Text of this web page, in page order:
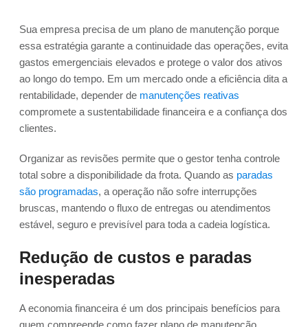
Sua empresa precisa de um plano de manutenção porque
essa estratégia garante a continuidade das operações, evita
gastos emergenciais elevados e protege o valor dos ativos
ao longo do tempo. Em um mercado onde a eficiência dita a
rentabilidade, depender de manutenções reativas
compromete a sustentabilidade financeira e a confiança dos
clientes.
Organizar as revisões permite que o gestor tenha controle
total sobre a disponibilidade da frota. Quando as paradas
são programadas, a operação não sofre interrupções
bruscas, mantendo o fluxo de entregas ou atendimentos
estável, seguro e previsível para toda a cadeia logística.
Redução de custos e paradas
inesperadas
A economia financeira é um dos principais benefícios para
quem compreende como fazer plano de manutenção